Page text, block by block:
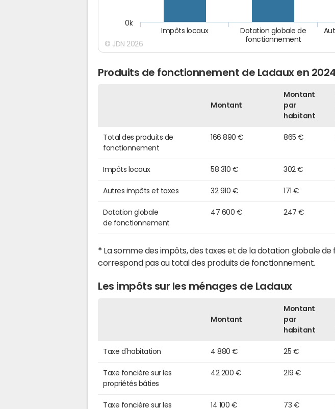
Dotation globale de
fonctionnement
Impôts locaux
0k
© JDN 2026
Produits de fonctionnement de Ladaux en
Montant
Montant
par
habitant
Total des produits de
fonctionnement
166 890 € 865 €
Impôts locaux 58 310 € 302 €
Autres impôts et taxes 32 910 € 171 €
Dotation globale
de fonctionnement
47 600 € 247 €
* La somme des impôts, des taxes et de la dotation globale
correspond pas au total des produits de fonctionnement.
Les impôts sur les ménages de Ladaux
Montant
Montant
par
habitant
Taxe d'habitation 4 880 € 25 €
Taxe foncière sur les
propriétés bâties
42 200 € 219 €
Taxe foncière sur les
14 100 € 73 €